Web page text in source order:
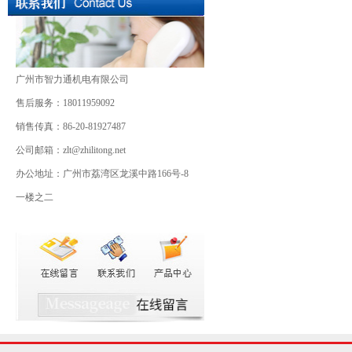
广州市智力通机电有限公司
售后服务：18011959092
销售传真：86-20-81927487
公司邮箱：zlt@zhilitong.net
办公地址：广州市荔湾区龙溪中路166号-8
一楼之二